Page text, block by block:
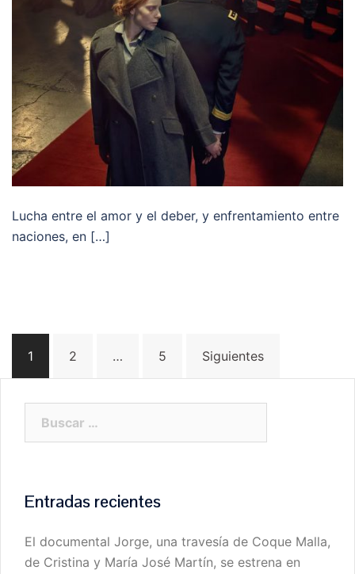
Lucha entre el amor y el deber, y enfrentamiento entre
naciones, en […]
de1 2 … 5 Siguientes
Entradas recientes
El documental Jorge, una travesía de Coque Malla,
de Cristina y María José Martín, se estrena en